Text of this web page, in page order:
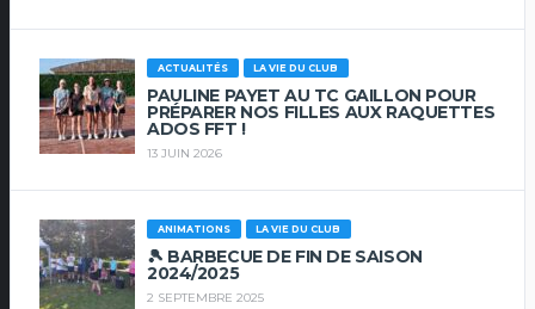
ACTUALITÉS LA VIE DU CLUB
PAULINE PAYET AU TC GAILLON POUR
PRÉPARER NOS FILLES AUX RAQUETTES
ADOS FFT !
13 JUIN 2026
ANIMATIONS LA VIE DU CLUB
🎾 BARBECUE DE FIN DE SAISON
2024/2025
2 SEPTEMBRE 2025